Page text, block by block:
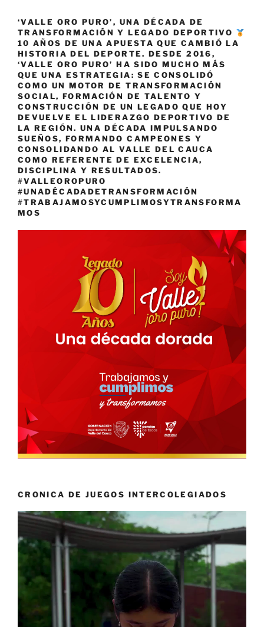
‘VALLE ORO PURO’, UNA DÉCADA DE
TRANSFORMACIÓN Y LEGADO DEPORTIVO
10 AÑOS DE UNA APUESTA QUE CAMBIÓ LA
HISTORIA DEL DEPORTE. DESDE 2016,
‘VALLE ORO PURO’ HA SIDO MUCHO MÁS
QUE UNA ESTRATEGIA: SE CONSOLIDÓ
COMO UN MOTOR DE TRANSFORMACIÓN
SOCIAL, FORMACIÓN DE TALENTO Y
CONSTRUCCIÓN DE UN LEGADO QUE HOY
DEVUELVE EL LIDERAZGO DEPORTIVO DE
LA REGIÓN. UNA DÉCADA IMPULSANDO
SUEÑOS, FORMANDO CAMPEONES Y
CONSOLIDANDO AL VALLE DEL CAUCA
COMO REFERENTE DE EXCELENCIA,
DISCIPLINA Y RESULTADOS.
#VALLEOROPURO
#UNADÉCADADETRANSFORMACIÓN
#TRABAJAMOSYCUMPLIMOSYTRANSFORMA
MOS
CRONICA DE JUEGOS INTERCOLEGIADOS
Reproductor
vídeo